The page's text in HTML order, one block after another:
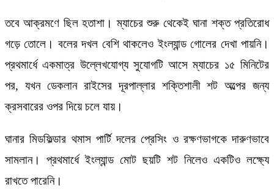
তবে আক্রমণে ছিল হতাশা। ম্যাচের শুরু থেকেই ঘানা শক্ত প্রতিরোধ
গড়ে তোলে। বলের দখল বেশি থাকলেও ইংল্যান্ড গোলের দেখা পায়নি।
প্রথমার্ধে একমাত্র উল্লেখযোগ্য সুযোগটি আসে ম্যাচের ১৫ মিনিটের
পর, যখন ডেকলান রাইসের দূরপাল্লার শক্তিশালী শট অল্পের জন্য
ক্রসবারের ওপর দিয়ে চলে যায়।
ঘানার মিডফিল্ডার থমাস পার্টি দলের প্রেসিং ও রক্ষণভাগকে দারুণভাবে
সামলান। প্রথমার্ধে ইংল্যান্ড মোট ছয়টি শট নিলেও একটিও লক্ষ্যে
রাখতে পারেনি।